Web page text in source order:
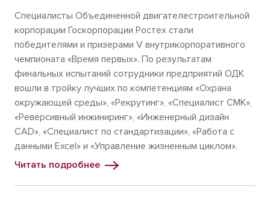
Специалисты Объединенной двигателестроительной
корпорации Госкорпорации Ростех стали
победителями и призерами V внутрикорпоративного
чемпионата «Время первых». По результатам
финальных испытаний сотрудники предприятий ОДК
вошли в тройку лучших по компетенциям «Охрана
окружающей среды», «Рекрутинг», «Специалист СМК»,
«Реверсивный инжиниринг», «Инженерный дизайн
CAD», «Специалист по стандартизации», «Работа с
данными Excel» и «Управление жизненным циклом».
Читать подробнее